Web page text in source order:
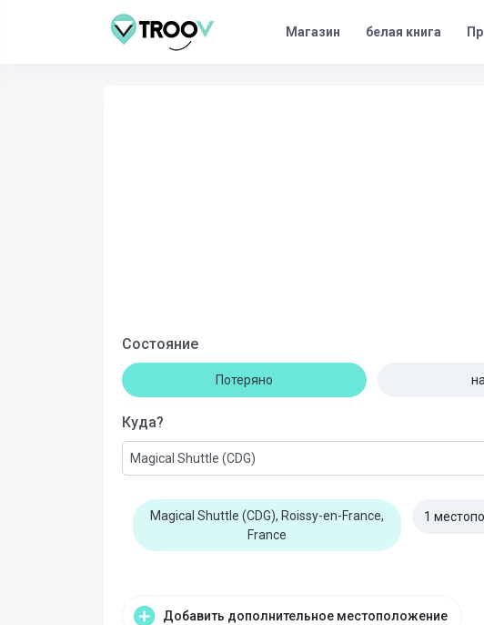
Магазин белая книга
Состояние
Потеряно
Куда?
Magical Shuttle (CDG)
Magical Shuttle (CDG), Roissy-en-France,
France
1
Добавить дополнительное местоположение